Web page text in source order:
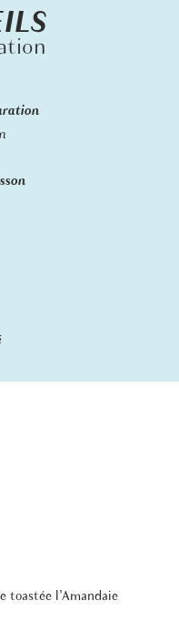
toastée l’Amandaie